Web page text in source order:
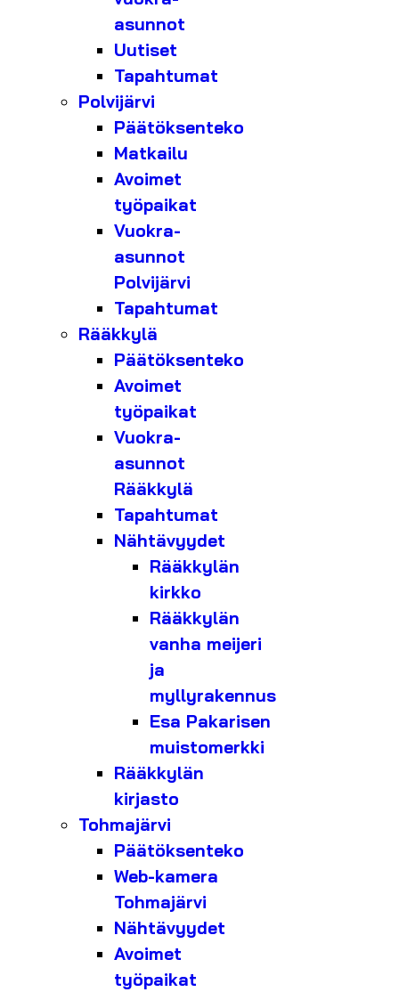
asunnot
Uutiset
Tapahtumat
Polvijärvi
Päätöksenteko
Matkailu
Avoimet
työpaikat
Vuokra-
asunnot
Polvijärvi
Tapahtumat
Rääkkylä
Päätöksenteko
Avoimet
työpaikat
Vuokra-
asunnot
Rääkkylä
Tapahtumat
Nähtävyydet
Rääkkylän
kirkko
Rääkkylän
vanha meijeri
ja
myllyrakennus
Esa Pakarisen
muistomerkki
Rääkkylän
kirjasto
Tohmajärvi
Päätöksenteko
Web-kamera
Tohmajärvi
Nähtävyydet
Avoimet
työpaikat